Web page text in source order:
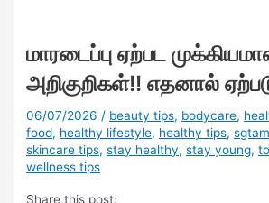
மாரடைப்பு ஏற்பட
அறிகுறிகள்!! எதனால்
06/07/2026 / beauty tips, bodycare,
food, healthy lifestyle, healthy tips,
skincare tips,stay healthy,stay young,
wellness tips
Share this post: